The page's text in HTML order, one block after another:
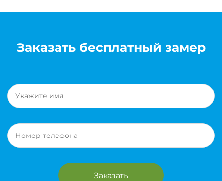
Заказать бесплатный замер
Заказать